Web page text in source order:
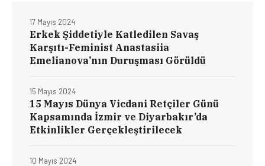
Erkek Şiddetiyle Katledilen Savaş
Karşıtı-Feminist Anastasiia
Emelianova’nın Duruşması Görüldü
17 Mayıs 2024
15 Mayıs Dünya Vicdani Retçiler Günü
Kapsamında İzmir ve Diyarbakır’da
Etkinlikler Gerçekleştirilecek
15 Mayıs 2024
10 Mayıs 2024